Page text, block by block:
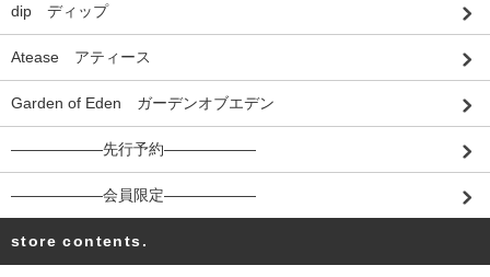
dip ディップ
Atease アティース
Garden of Eden ガーデンオブエデン
――――――先行予約――――――
――――――会員限定――――――
store contents.